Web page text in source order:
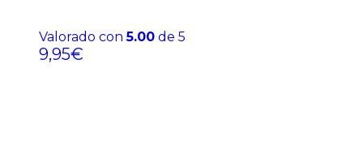
Valorado con5.00 de 5
9,95€